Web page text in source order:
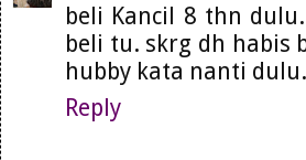
beli Kancil 8 thn
beli tu. skrg dh habis
hubby kata nanti dulu.
Reply